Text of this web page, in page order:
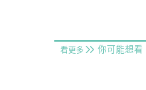
看更多 你可能想看